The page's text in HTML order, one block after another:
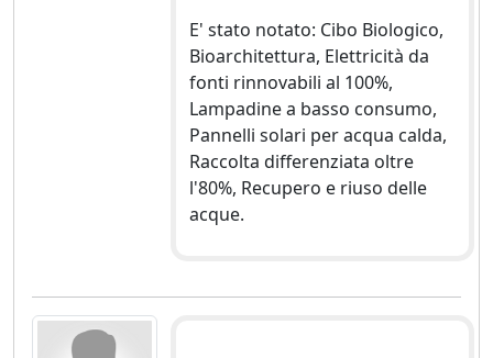
E' stato notato: Cibo Biologico,
Bioarchitettura, Elettricità da
fonti rinnovabili al 100%,
Lampadine a basso consumo,
Pannelli solari per acqua calda,
Raccolta differenziata oltre
l'80%, Recupero e riuso delle
acque.